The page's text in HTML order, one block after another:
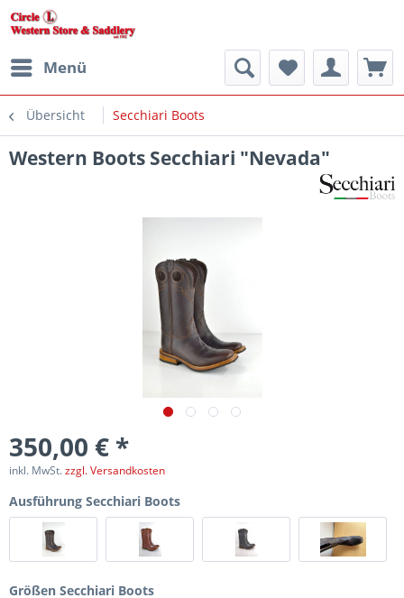
Menü
Übersicht Secchiari Boots
Western Boots Secchiari "Nevada"
350,00 € *
inkl. MwSt.zzgl. Versandkosten
Ausführung Secchiari Boots
Größen Secchiari Boots